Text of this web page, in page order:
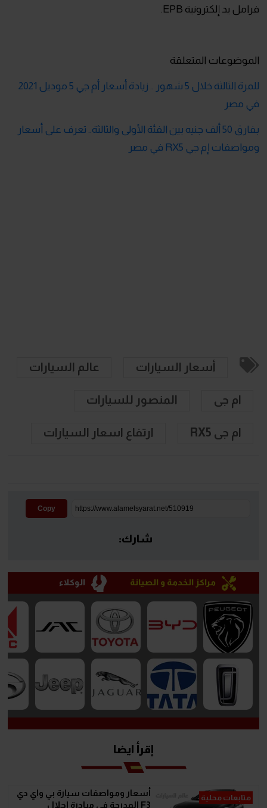
فرامل يد إلكترونية EPB.
الموضوعات المتعلقة
للمرة الثالثة خلال 5 شهور .. زيادة أسعار أم جي 5 موديل 2021
في مصر
بفارق 50 ألف جنيه بين الفئة الأولى والثالثة.. تعرف على أسعار
ومواصفات إم جي RX5 في مصر
أسعار السيارات عالم السيارات
ام جى المنصور للسيارات
ام جى RX5 ارتفاع اسعار السيارات
Copy
شارك:
مراكز الخدمة و الصيانة الوكلاء
إقرأ ايضا
متابعات محلية
أسعار ومواصفات سيارة بي واي دي
F3 المدرجة في مبادرة إحلال